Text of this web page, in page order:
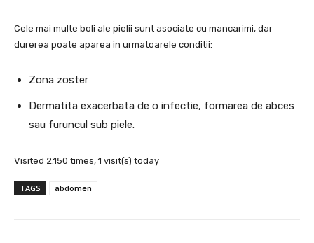
Cele mai multe boli ale pielii sunt asociate cu mancarimi, dar
durerea poate aparea in urmatoarele conditii:
Zona zoster
Dermatita exacerbata de o infectie, formarea de abces
sau furuncul sub piele.
Visited 2.150 times, 1 visit(s) today
TAGS abdomen